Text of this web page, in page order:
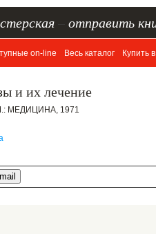
отправить
on-line Весь каталог Купить
и их лечение
МЕДИЦИНА, 1971